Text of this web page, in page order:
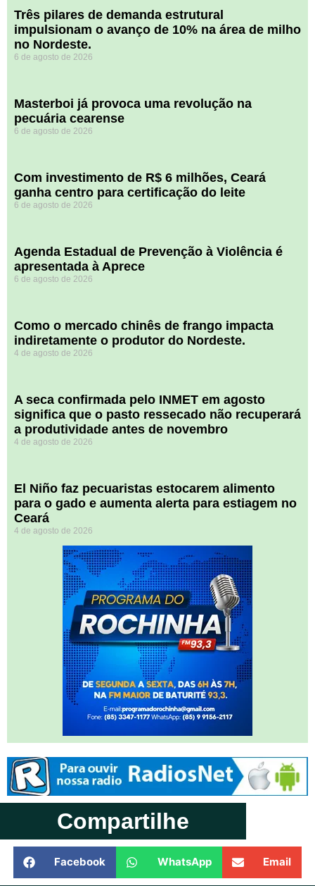
​Três pilares de demanda estrutural
impulsionam o avanço de 10% na área de milho
no Nordeste.
6 de agosto de 2026
Masterboi já provoca uma revolução na
pecuária cearense
6 de agosto de 2026
Com investimento de R$ 6 milhões, Ceará
ganha centro para certificação do leite
6 de agosto de 2026
Agenda Estadual de Prevenção à Violência é
apresentada à Aprece
6 de agosto de 2026
​Como o mercado chinês de frango impacta
indiretamente o produtor do Nordeste.
4 de agosto de 2026
A seca confirmada pelo INMET em agosto
significa que o pasto ressecado não recuperará
a produtividade antes de novembro
4 de agosto de 2026
El Niño faz pecuaristas estocarem alimento
para o gado e aumenta alerta para estiagem no
Ceará
4 de agosto de 2026
Compartilhe
Facebook WhatsApp Email